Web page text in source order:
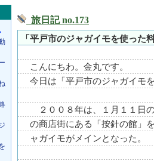
旅日記 no.173
「平戸市のジャガイモを使った料
こんにちわ。金丸です。
今日は「平戸市のジャガイモ
２００８年は、１月１１日
の商店街にある「按針の館」
ャガイモがメインとなった。